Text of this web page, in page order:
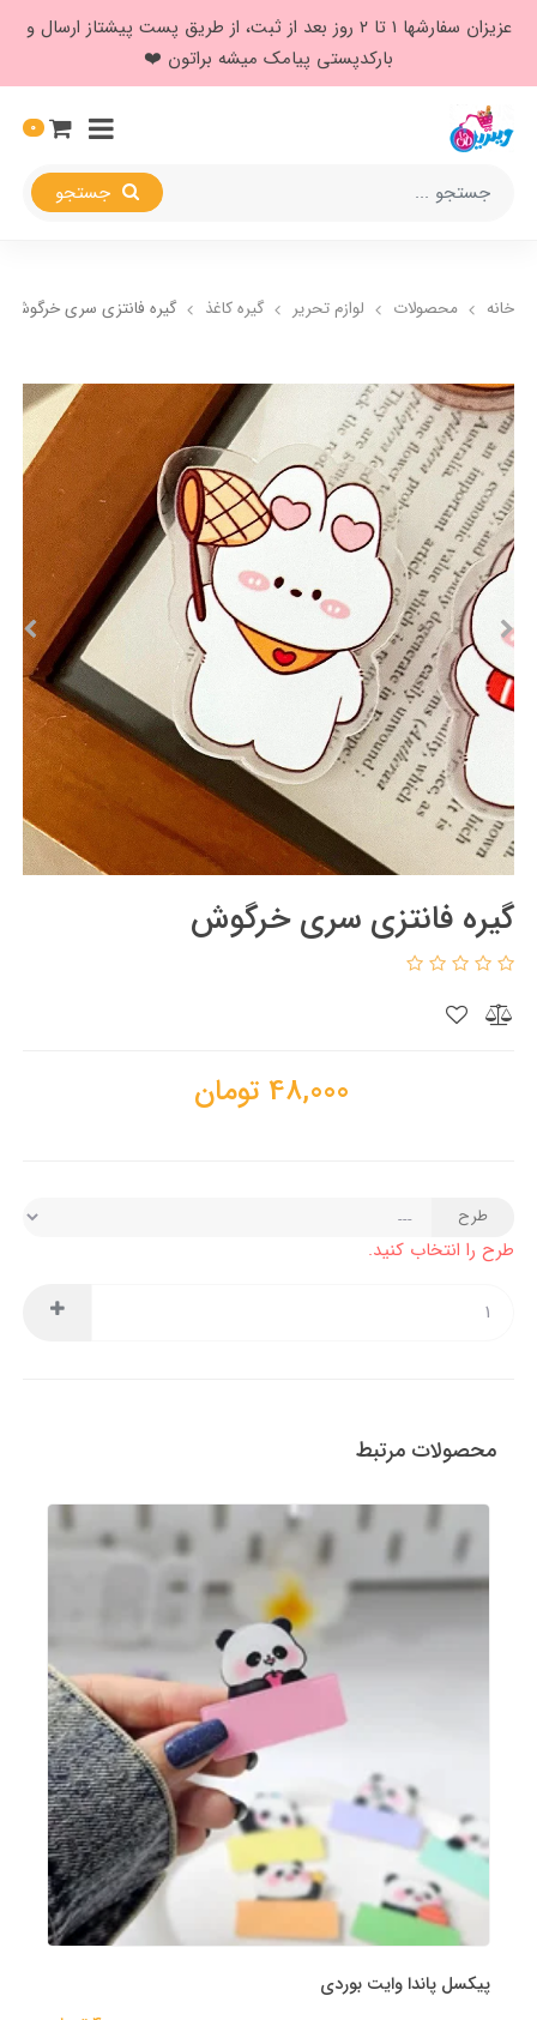
عزیزان سفارشها ۱ تا ۲ روز بعد از ثبت، از طریق پست پیشتاز ارسال و
بارکدپستی پیامک میشه براتون ❤️
0
خانه محصولات لوازم تحریر گیره کاغذ گیره فانتزی سری خرگوش
گیره فانتزی سری خرگوش
48,000 تومان
طرح
طرح را انتخاب کنید.
محصولات مرتبط
پیکسل پاندا وایت بوردی